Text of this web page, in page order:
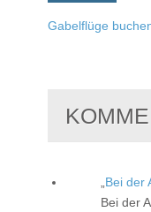
Gabelflüge
Bei der
Bei der